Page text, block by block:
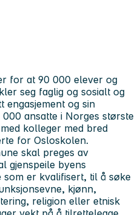
for at 90 000 elever og
seg faglig og sosialt og
engasjement og sin
ansatte i Norges største
kolleger med bred
for Osloskolen.
skal preges av
gjenspeile byens
er kvalifisert, til å søke
kjønn,
religion eller etnisk